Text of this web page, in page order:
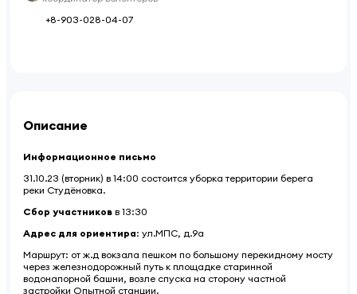
+8-903-028-04-07
Описание
Информационное письмо
31.10.23 (вторник) в 14:00 состоится уборка территории берега
реки Студёновка.
Сбор участников в 13:30
Адрес для ориентира: ул.МПС, д.9а
Маршрут: от ж.д вокзала пешком по большому перекидному мосту
через железнодорожный путь к площадке старинной
водонапорной башни, возле спуска на сторону частной
застройки Опытной станции.